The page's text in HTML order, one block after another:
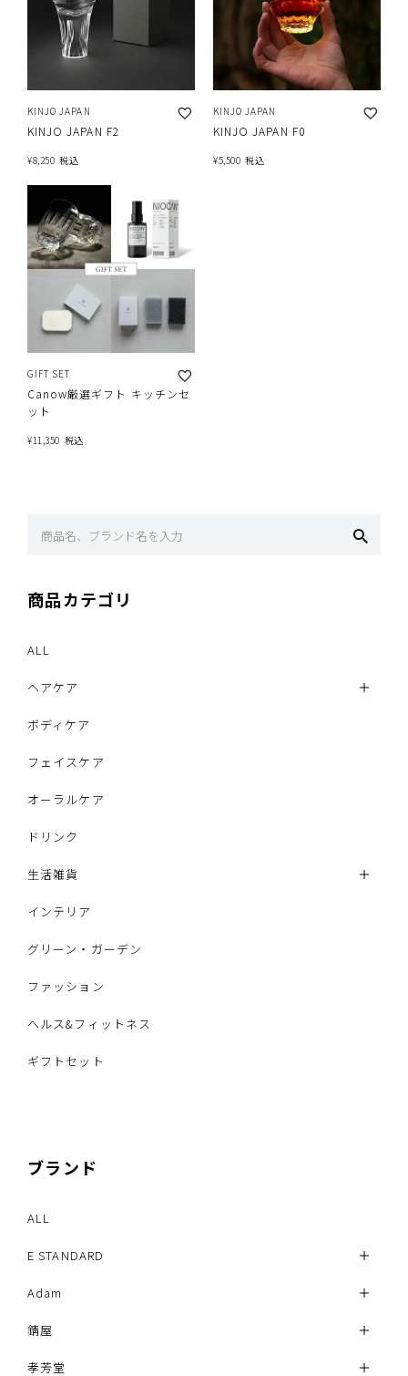
KINJO JAPAN
KINJO JAPAN F2
¥8,250 税込
KINJO JAPAN
KINJO JAPAN F0
¥5,500 税込
GIFT SET
Canow厳選ギフト キッチンセ
ット
¥11,350 税込
商品カテゴリ
ALL
ヘアケア
ボディケア
フェイスケア
オーラルケア
ドリンク
生活雑貨
インテリア
グリーン・ガーデン
ファッション
ヘルス&フィットネス
ギフトセット
ブランド
ALL
E STANDARD
Adam
錆屋
孝芳堂